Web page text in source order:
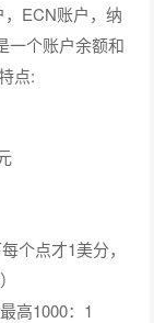
ECN账户，纳
一个账户余额和
点:
个点才1美分，
高1000：1